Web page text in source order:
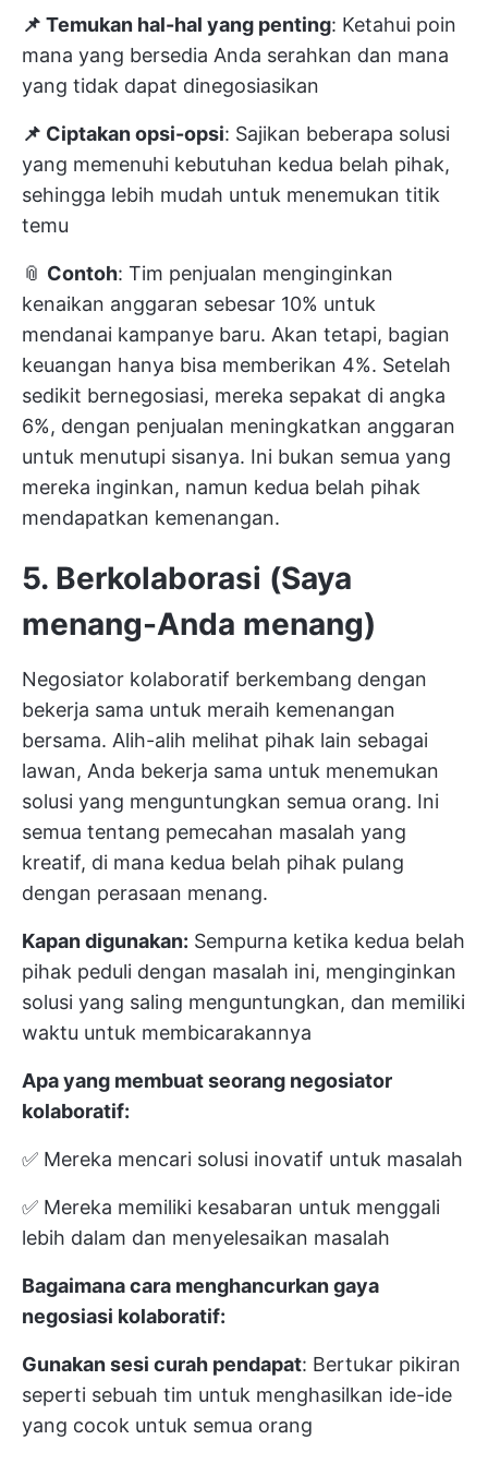
📌 Temukan hal-hal yang penting: Ketahui poin
mana yang bersedia Anda serahkan dan mana
yang tidak dapat dinegosiasikan
📌 Ciptakan opsi-opsi: Sajikan beberapa solusi
yang memenuhi kebutuhan kedua belah pihak,
sehingga lebih mudah untuk menemukan titik
temu
📎 Contoh: Tim penjualan menginginkan
kenaikan anggaran sebesar 10% untuk
mendanai kampanye baru. Akan tetapi, bagian
keuangan hanya bisa memberikan 4%. Setelah
sedikit bernegosiasi, mereka sepakat di angka
6%, dengan penjualan meningkatkan anggaran
untuk menutupi sisanya. Ini bukan semua yang
mereka inginkan, namun kedua belah pihak
mendapatkan kemenangan.
5. Berkolaborasi (Saya
menang-Anda menang)
Negosiator kolaboratif berkembang dengan
bekerja sama untuk meraih kemenangan
bersama. Alih-alih melihat pihak lain sebagai
lawan, Anda bekerja sama untuk menemukan
solusi yang menguntungkan semua orang. Ini
semua tentang pemecahan masalah yang
kreatif, di mana kedua belah pihak pulang
dengan perasaan menang.
Kapan digunakan: Sempurna ketika kedua belah
pihak peduli dengan masalah ini, menginginkan
solusi yang saling menguntungkan, dan memiliki
waktu untuk membicarakannya
Apa yang membuat seorang negosiator
kolaboratif:
✅ Mereka mencari solusi inovatif untuk masalah
✅ Mereka memiliki kesabaran untuk menggali
lebih dalam dan menyelesaikan masalah
Bagaimana cara menghancurkan gaya
negosiasi kolaboratif:
Gunakan sesi curah pendapat: Bertukar pikiran
seperti sebuah tim untuk menghasilkan ide-ide
yang cocok untuk semua orang